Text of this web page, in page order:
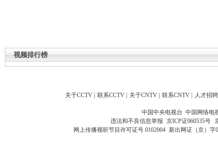
视频排行榜
关于CCTV | 联系CCTV | 关于CNTV | 联系CNTV | 人才招聘
中国中央电视台 中国网络电
违法和不良信息举报 京ICP证060535号
网上传播视听节目许可证号 0102004 新出网证（京）